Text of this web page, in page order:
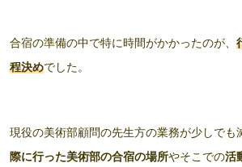
合宿の準備の中で特に時間がかかったのが、
程決めでした。
現役の美術部顧問の先生方の業務が少しでも
際に行った美術部の合宿の場所やそこでの活